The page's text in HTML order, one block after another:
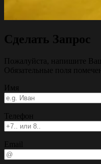
Сделать Запрос
Пожалуйста, напишите
Обязательные поля
Имя
Телефон
Email